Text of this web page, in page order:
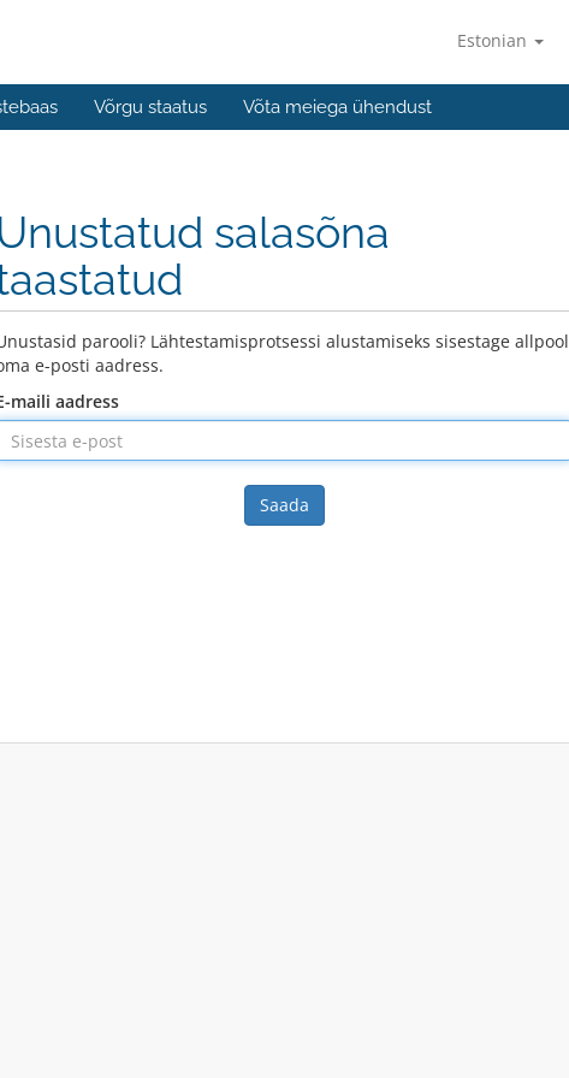
Estonian
Võrgu staatus Võta meiega ühendust
salasõna
parooli? Lähtestamisprotsessi alustamiseks sisestage allpool
e-posti aadress.
maili aadress
Saada